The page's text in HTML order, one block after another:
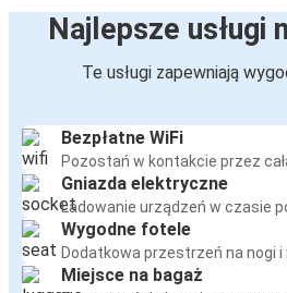
Najlepsze usługi
Te usługi zapewniają
Bezpłatne WiFi
Pozostań w kontakcie przez
Gniazda elektryczne
Ładowanie urządzeń w czasie
Wygodne fotele
Dodatkowa przestrzeń na nogi i
Miejsce na bagaż